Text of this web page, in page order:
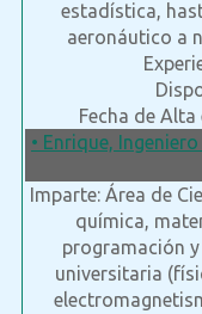
estadística,
aeronáutico a
Fecha de Alta
• Enrique,
Imparte: Área de
química,
programación
universitaria